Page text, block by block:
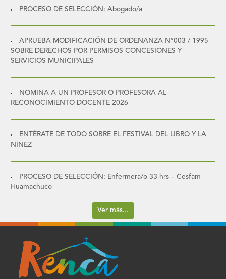
PROCESO DE SELECCIÓN: Abogado/a
APRUEBA MODIFICACIÓN DE ORDENANZA N°003 / 1995
SOBRE DERECHOS POR PERMISOS CONCESIONES Y
SERVICIOS MUNICIPALES
NOMINA A UN PROFESOR O PROFESORA AL
RECONOCIMIENTO DOCENTE 2026
ENTÉRATE DE TODO SOBRE EL FESTIVAL DEL LIBRO Y LA
NIÑEZ
PROCESO DE SELECCIÓN: Enfermera/o 33 hrs – Cesfam
Huamachuco
Ver más...